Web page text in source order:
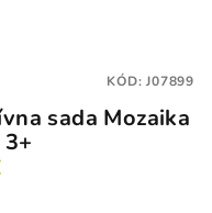
sada Mozaika
KÓD:J07899